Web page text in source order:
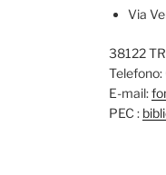
Via
38122
E-mail:
PEC :